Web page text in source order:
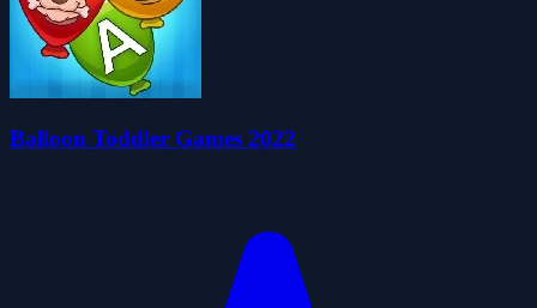
Balloon Toddler Games 2022